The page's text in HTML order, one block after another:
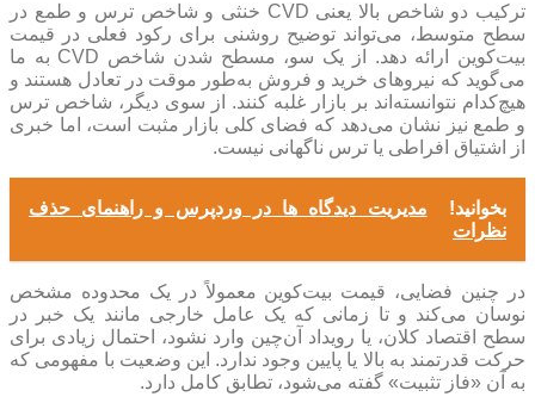
ترکیب دو شاخص بالا یعنی CVD خنثی و شاخص ترس و طمع در
سطح متوسط، می‌تواند توضیح روشنی برای رکود فعلی در قیمت
بیت‌کوین ارائه دهد. از یک سو، مسطح شدن شاخص CVD به ما
می‌گوید که نیروهای خرید و فروش به‌طور موقت در تعادل هستند و
هیچ‌کدام نتوانسته‌اند بر بازار غلبه کنند. از سوی دیگر، شاخص ترس
و طمع نیز نشان می‌دهد که فضای کلی بازار مثبت است، اما خبری
از اشتیاق افراطی یا ترس ناگهانی نیست.
بخوانید!
مدیریت دیدگاه ها در وردپرس و راهنمای حذف
نظرات
در چنین فضایی، قیمت بیت‌کوین معمولاً در یک محدوده مشخص
نوسان می‌کند و تا زمانی که یک عامل خارجی مانند یک خبر در
سطح اقتصاد کلان، یا رویداد آن‌چین وارد نشود، احتمال زیادی برای
حرکت قدرتمند به بالا یا پایین وجود ندارد. این وضعیت با مفهومی که
به آن «فاز تثبیت» گفته می‌شود، تطابق کامل دارد.